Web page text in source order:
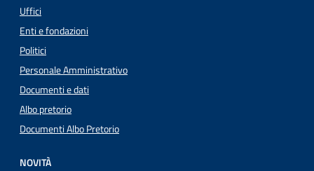
Uffici
Enti e fondazioni
Politici
Personale Amministrativo
Documenti e dati
Albo pretorio
Documenti Albo Pretorio
NOVITÀ